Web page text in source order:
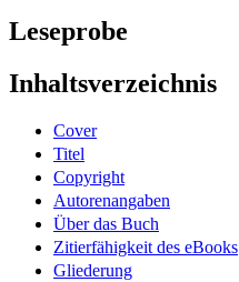
Leseprobe
Inhaltsverzeichnis
Cover
Titel
Copyright
Autorenangaben
Über das Buch
Zitierfähigkeit des eBooks
Gliederung